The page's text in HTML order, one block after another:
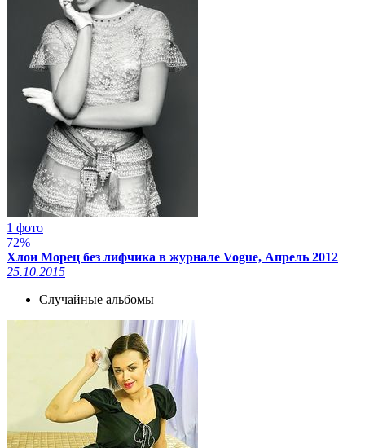
1 фото
72%
Хлои Морец без лифчика в журнале Vogue, Апрель 2012
25.10.2015
Случайные альбомы